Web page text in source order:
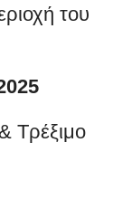
του
Τρέξιμο